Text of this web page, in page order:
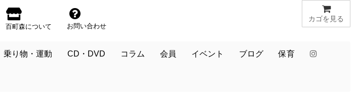
カゴを見る
百町森について お問い合わせ
乗り物・運動 CD・DVD コラム 会員 イベント ブログ 保育